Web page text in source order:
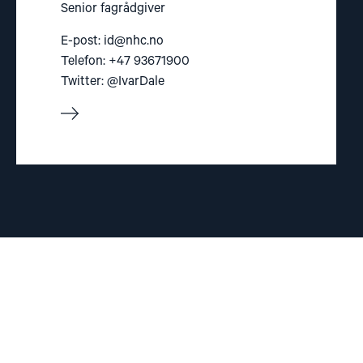
Senior fagrådgiver
E-post: id@nhc.no
Telefon: +47 93671900
Twitter: @IvarDale